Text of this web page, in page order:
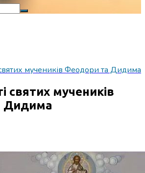
мучеників Феодори та Дидима
святих мучеників
Дидима